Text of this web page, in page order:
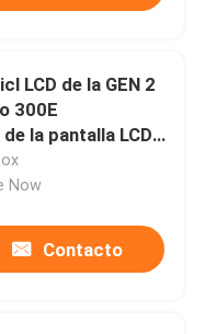
LCD de la GEN 2
300E
la pantalla LCD
Lenovo
Now
Contacto